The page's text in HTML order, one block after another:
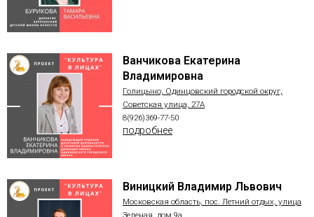
Ванчикова Екатерина
Владимировна
Голицыно, Одинцовский городской округ,
Советская улица, 27А
8(926)369-77-50
подробнее
Виницкий Владимир Львович
Московская область, пос. Летний отдых, улица
Зеленая, дом 9а